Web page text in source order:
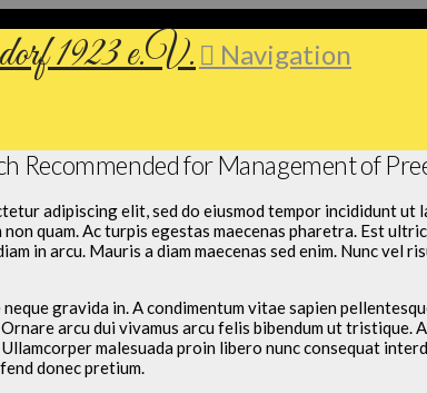
Navigation
Recommended for Management of
adipiscing elit, sed do eiusmod tempor incididunt
quam. Ac turpis egestas maecenas pharetra. Est
in arcu. Mauris a diam maecenas sed enim. Nunc vel
gravida in. A condimentum vitae sapien
arcu dui vivamus arcu felis bibendum ut
malesuada proin libero nunc consequat
donec pretium.